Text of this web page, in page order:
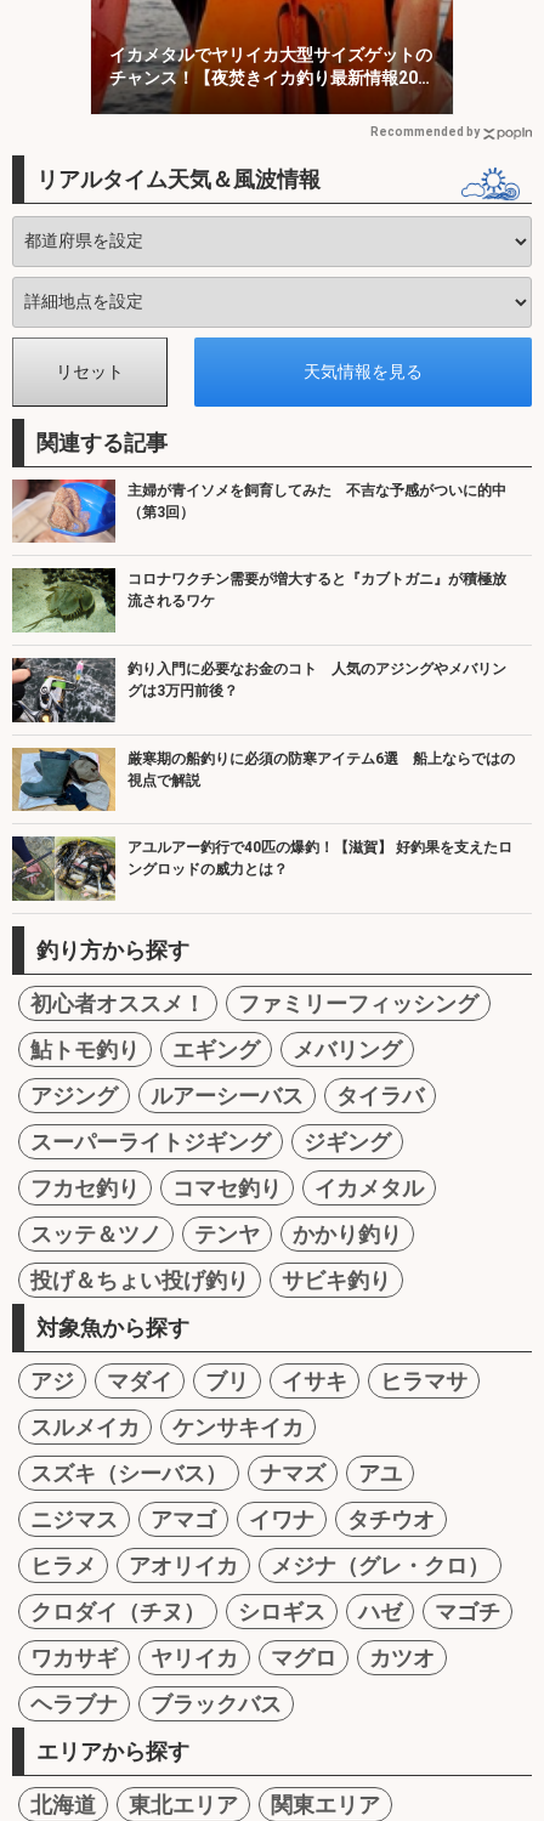
イカメタルでヤリイカ大型サイズゲットの
チャンス！【夜焚きイカ釣り最新情報20
選・福岡】
Recommended by
リアルタイム天気＆風波情報
関連する記事
主婦が青イソメを飼育してみた 不吉な予感がついに的中
（第3回）
コロナワクチン需要が増大すると『カブトガニ』が積極放
流されるワケ
釣り入門に必要なお金のコト 人気のアジングやメバリン
グは3万円前後？
厳寒期の船釣りに必須の防寒アイテム6選 船上ならではの
視点で解説
アユルアー釣行で40匹の爆釣！【滋賀】 好釣果を支えたロ
ングロッドの威力とは？
釣り方から探す
初心者オススメ！
ファミリーフィッシング
鮎トモ釣り
エギング
メバリング
アジング
ルアーシーバス
タイラバ
スーパーライトジギング
ジギング
フカセ釣り
コマセ釣り
イカメタル
スッテ＆ツノ
テンヤ
かかり釣り
投げ＆ちょい投げ釣り
サビキ釣り
対象魚から探す
アジ マダイ ブリ イサキ
ヒラマサ
スルメイカ
ケンサキイカ
スズキ（シーバス）
ナマズ
アユ
ニジマス
アマゴ イワナ
タチウオ
ヒラメ
アオリイカ
メジナ（グレ・クロ）
クロダイ（チヌ）
シロギス ハゼ
マゴチ
ワカサギ
ヤリイカ マグロ
カツオ
ヘラブナ
ブラックバス
エリアから探す
北海道 東北エリア
関東エリア